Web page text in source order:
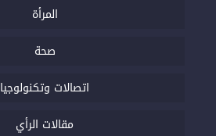
المرأة
صحة
اتصالات وتكنولوجيا
مقالات الرأي